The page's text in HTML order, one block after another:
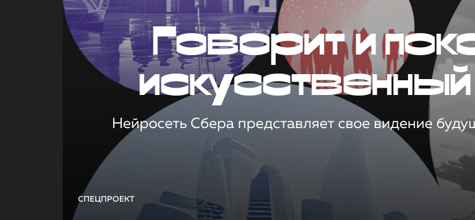
СПЕЦПРОЕКТ
Говорит и
искусственный
Нейросеть Сбера представляет свое видение